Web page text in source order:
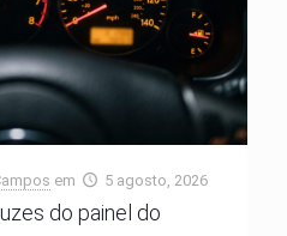
em 5 agosto, 2026
do painel do